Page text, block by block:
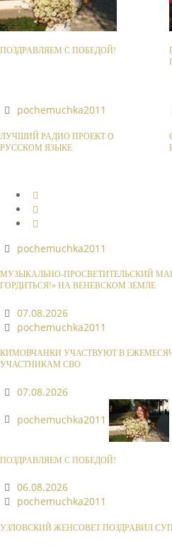
ПОЗДРАВЛЯЕМ С ПОБЕДОЙ!
pochemuchka2011
ЛУЧШИЙ РАДИО ПРОЕКТ О
РУССКОМ ЯЗЫКЕ
pochemuchka2011
МУЗЫКАЛЬНО-ПРОСВЕТИТЕЛЬСКИЙ
ГОРДИТЬСЯ!» НА ВЕНЕВСКОМ ЗЕМЛЕ
07.08.2026
pochemuchka2011
КИМОВЧАНКИ УЧАСТВУЮТ В
УЧАСТНИКАМ СВО
07.08.2026
pochemuchka2011
ПОЗДРАВЛЯЕМ С ПОБЕДОЙ!
06.08.2026
pochemuchka2011
УЗЛОВСКИЙ ЖЕНСОВЕТ ПОЗДРАВИЛ